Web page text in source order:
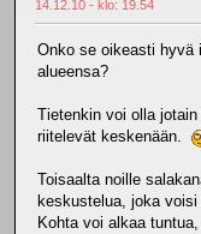
14.12.10 - klo: 19.54
Onko se oikeasti hyvä
alueensa?
Tietenkin voi olla
riitelevät keskenään.
Toisaalta noille
keskustelua, joka
Kohta voi alkaa